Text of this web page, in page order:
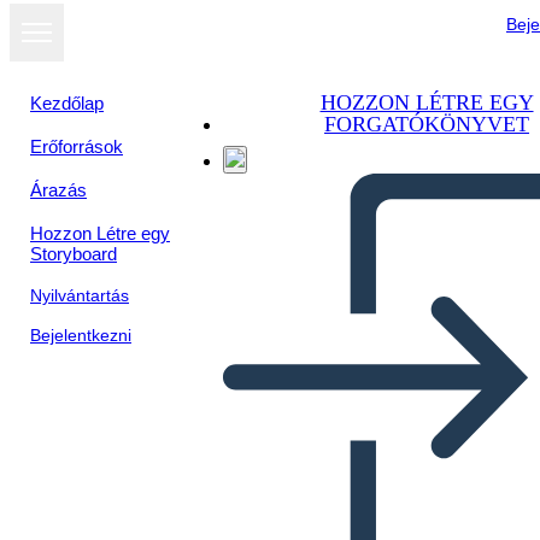
Kezdőlap
Erőforrások
Árazás
Hozzon Létre egy
Storyboard
Nyilvántartás
Bejelentkezni
HOZZON LÉTRE EGY
FORGATÓKÖNYVET
Megtekintés
diavetítésként